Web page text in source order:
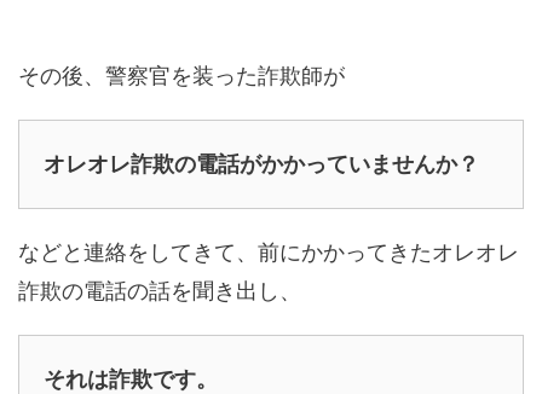
その後、警察官を装った詐欺師が
オレオレ詐欺の電話がかかっていませんか？
などと連絡をしてきて、前にかかってきたオレオレ
詐欺の電話の話を聞き出し、
それは詐欺です。